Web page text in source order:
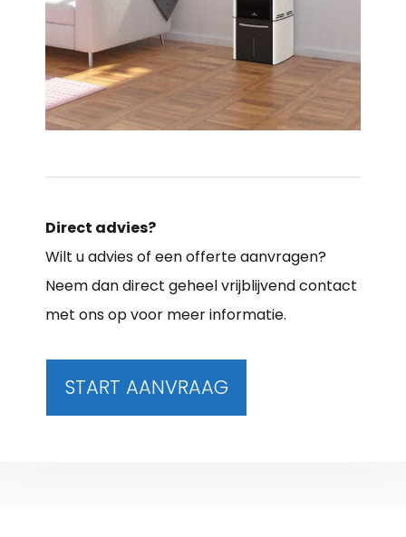
Direct advies?
Wilt u advies of een offerte aanvragen?
Neem dan direct geheel vrijblijvend contact
met ons op voor meer informatie.
START AANVRAAG